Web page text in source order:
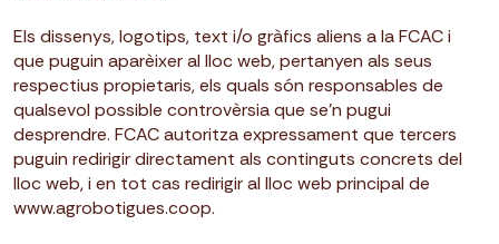
Els dissenys, logotips, text i/o gràfics aliens a la FCAC i
que puguin aparèixer al lloc web, pertanyen als seus
respectius propietaris, els quals són responsables de
qualsevol possible controvèrsia que se’n pugui
desprendre. FCAC autoritza expressament que tercers
puguin redirigir directament als continguts concrets del
lloc web, i en tot cas redirigir al lloc web principal de
www.agrobotigues.coop.